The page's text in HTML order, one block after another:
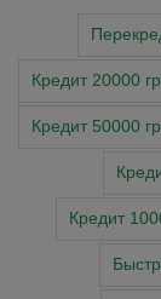
Кредит 20000
Кредит 50000
Кредит